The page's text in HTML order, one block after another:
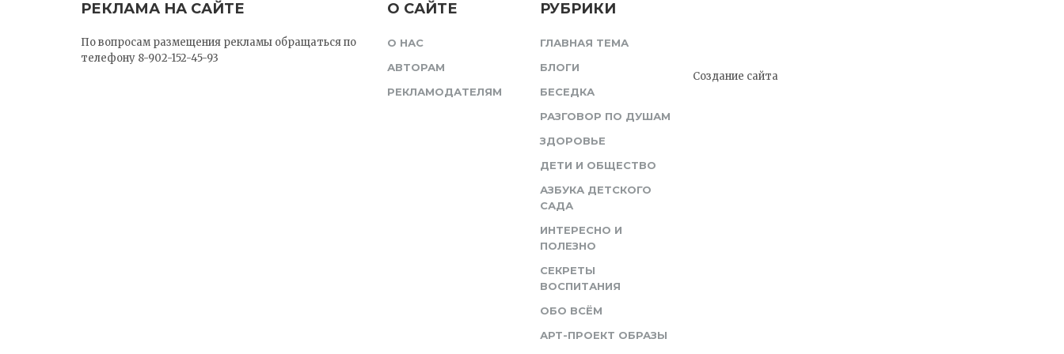
РЕКЛАМА НА САЙТЕ
По вопросам размещения рекламы обращаться по
телефону 8-902-152-45-93
О САЙТЕ
О НАС
АВТОРАМ
РЕКЛАМОДАТЕЛЯМ
РУБРИКИ
ГЛАВНАЯ ТЕМА
БЛОГИ
БЕСЕДКА
РАЗГОВОР ПО ДУШАМ
ЗДОРОВЬЕ
ДЕТИ И ОБЩЕСТВО
АЗБУКА ДЕТСКОГО
САДА
ИНТЕРЕСНО И
ПОЛЕЗНО
СЕКРЕТЫ
ВОСПИТАНИЯ
ОБО ВСЁМ
АРТ-ПРОЕКТ ОБРАЗЫ
Создание сайта